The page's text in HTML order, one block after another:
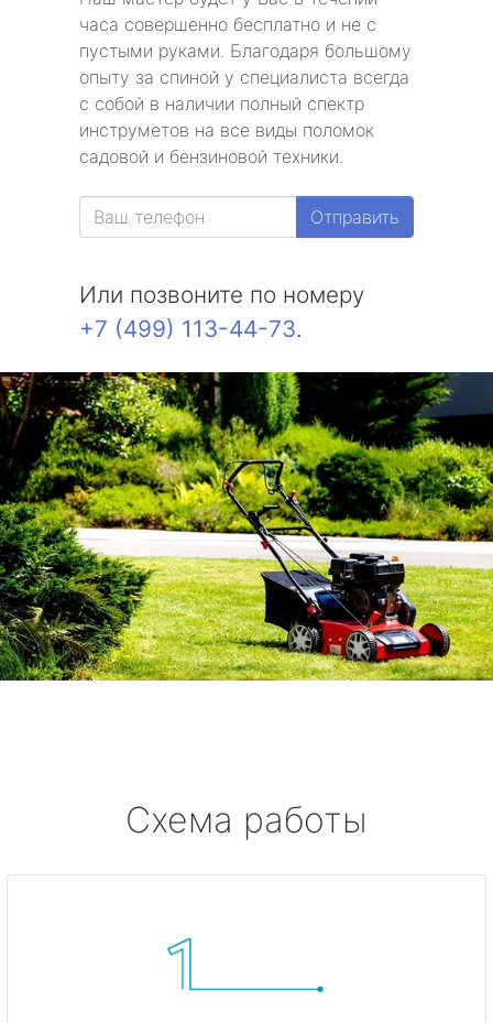
часа совершенно бесплатно и не с
пустыми руками. Благодаря большому
опыту за спиной у специалиста всегда
с собой в наличии полный спектр
инструметов на все виды поломок
садовой и бензиновой техники.
Отправить
Или позвоните по номеру
+7 (499) 113-44-73.
Схема работы